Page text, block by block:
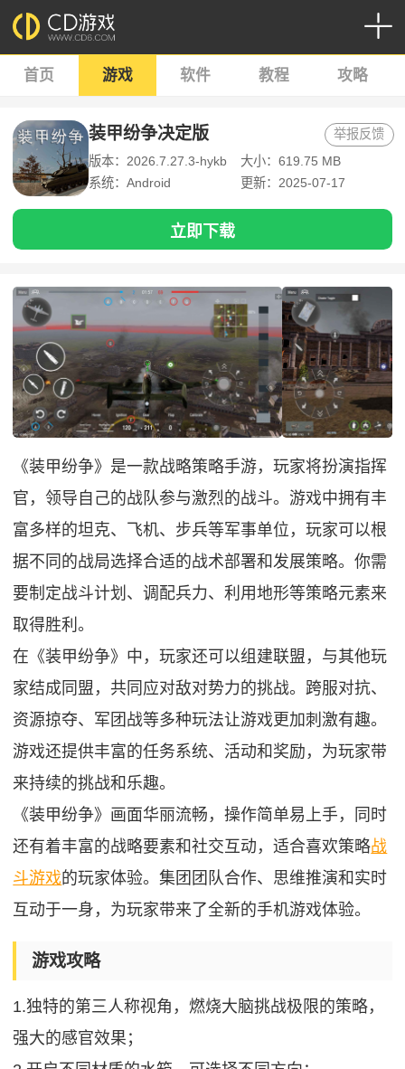
首页 游戏 软件 教程 攻略
装甲纷争决定版
版本：2026.7.27.3-hykb
大小：619.75 MB
系统：Android
更新：2025-07-17
举报反馈
立即下载
《装甲纷争》是一款战略策略手游，玩家将扮演指挥
官，领导自己的战队参与激烈的战斗。游戏中拥有丰
富多样的坦克、飞机、步兵等军事单位，玩家可以根
据不同的战局选择合适的战术部署和发展策略。你需
要制定战斗计划、调配兵力、利用地形等策略元素来
取得胜利。
在《装甲纷争》中，玩家还可以组建联盟，与其他玩
家结成同盟，共同应对敌对势力的挑战。跨服对抗、
资源掠夺、军团战等多种玩法让游戏更加刺激有趣。
游戏还提供丰富的任务系统、活动和奖励，为玩家带
来持续的挑战和乐趣。
《装甲纷争》画面华丽流畅，操作简单易上手，同时
还有着丰富的战略要素和社交互动，适合喜欢策略战
斗游戏的玩家体验。集团团队合作、思维推演和实时
互动于一身，为玩家带来了全新的手机游戏体验。
游戏攻略
1.独特的第三人称视角，燃烧大脑挑战极限的策略，
强大的感官效果；